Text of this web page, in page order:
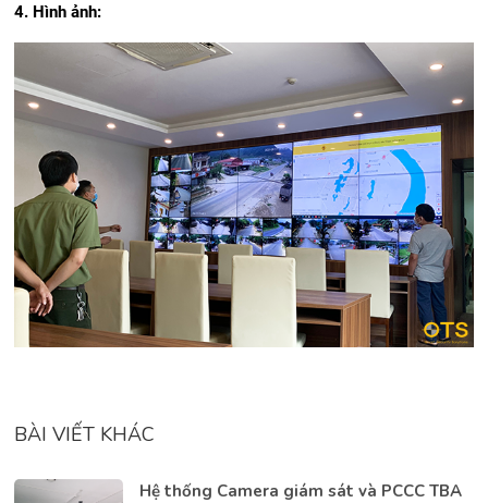
4. Hình ảnh:
BÀI VIẾT KHÁC
Hệ thống Camera giám sát và PCCC TBA